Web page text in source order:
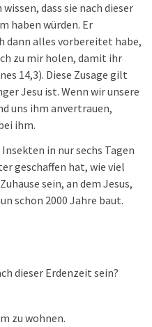
dass sie nach dieser
haben würden. Er
dann alles vorbereitet habe,
zu mir holen, damit ihr
14,3). Diese Zusage gilt
Jesu ist. Wenn wir unsere
uns ihm anvertrauen,
ihm.
in nur sechs Tagen
geschaffen hat, wie viel
sein, an dem Jesus,
schon 2000 Jahre baut.
dieser Erdenzeit sein?
zu wohnen.